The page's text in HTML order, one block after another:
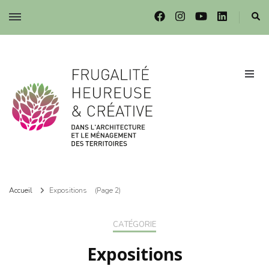
Frugalité dans l'architecture et le ménagement des territoires
Accueil Expositions (Page 2)
CATÉGORIE
Expositions